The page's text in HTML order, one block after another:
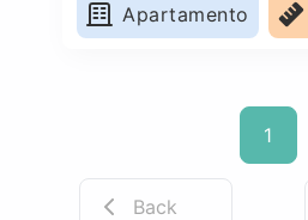
Apartamento
1
Back